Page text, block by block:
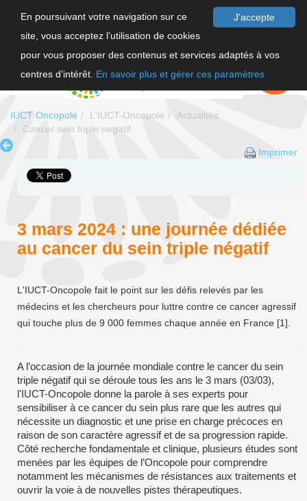
J'accepte
En poursuivant votre navigation sur ce
site, vous acceptez l’utilisation de cookies
pour vous proposer des contenus et services adaptés à vos
centres d’intérêt. En savoir plus et gérer ces paramètres
FAIRE UN
DON
IUCT Oncopole L'IUCT-Oncopole
Actualités
Cancer sein triple negatif
Imprimer
3 mars 2024 : une journée dédiée
au cancer du sein triple négatif
L'IUCT-Oncopole fait le point sur les défis relevés par les
médecins et les chercheurs pour luttre contre ce cancer agressif
qui touche plus de 9 000 femmes chaque année en France [1].
A l’occasion de la journée mondiale contre le cancer du sein
triple négatif qui se déroule tous les ans le 3 mars (03/03),
l'IUCT-Oncopole donne la parole à ses experts pour
sensibiliser à ce cancer du sein plus rare que les autres qui
nécessite un diagnostic et une prise en charge précoces en
raison de son caractère agressif et de sa progression rapide.
Côté recherche fondamentale et clinique, plusieurs études sont
menées par les équipes de l’Oncopole pour comprendre
notamment les mécanismes de résistances aux traitements et
ouvrir la voie à de nouvelles pistes thérapeutiques.